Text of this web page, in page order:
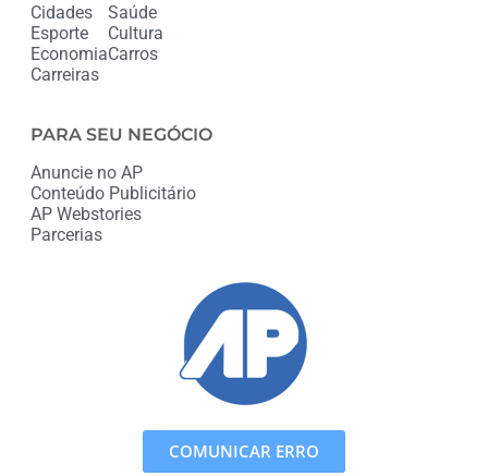
Cidades
Esporte
Economia
Carreiras
Saúde
Cultura
Carros
PARA SEU NEGÓCIO
Anuncie no AP
Conteúdo Publicitário
AP Webstories
Parcerias
COMUNICAR ERRO